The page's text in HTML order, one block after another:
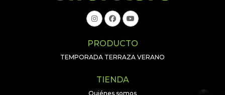
PRODUCTO
TEMPORADA TERRAZA VERANO
TIENDA